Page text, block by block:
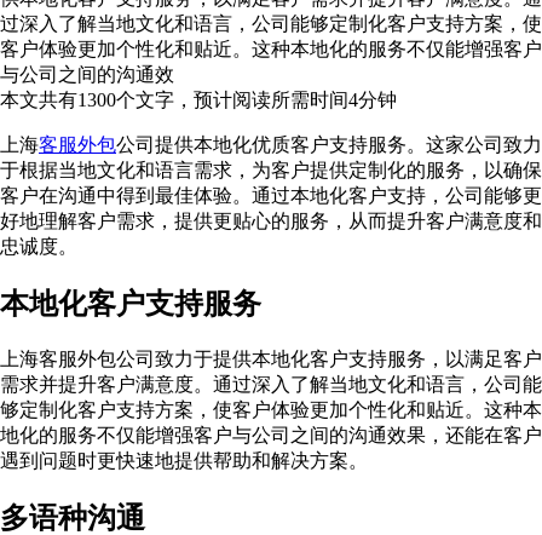
过深入了解当地文化和语言，公司能够定制化客户支持方案，使
客户体验更加个性化和贴近。这种本地化的服务不仅能增强客户
与公司之间的沟通效
本文共有1300个文字，预计阅读所需时间4分钟
上海客服外包公司提供本地化优质客户支持服务。这家公司致力
于根据当地文化和语言需求，为客户提供定制化的服务，以确保
客户在沟通中得到最佳体验。通过本地化客户支持，公司能够更
好地理解客户需求，提供更贴心的服务，从而提升客户满意度和
忠诚度。
本地化客户支持服务
上海客服外包公司致力于提供本地化客户支持服务，以满足客户
需求并提升客户满意度。通过深入了解当地文化和语言，公司能
够定制化客户支持方案，使客户体验更加个性化和贴近。这种本
地化的服务不仅能增强客户与公司之间的沟通效果，还能在客户
遇到问题时更快速地提供帮助和解决方案。
多语种沟通